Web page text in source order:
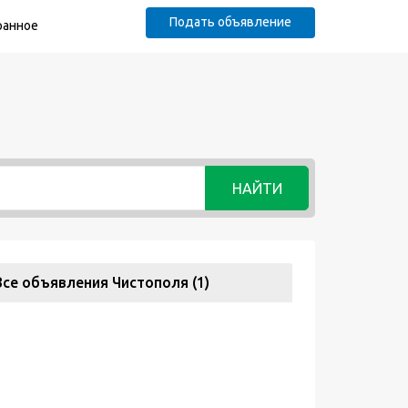
Подать объявление
НАЙТИ
объявления Чистополя (1)